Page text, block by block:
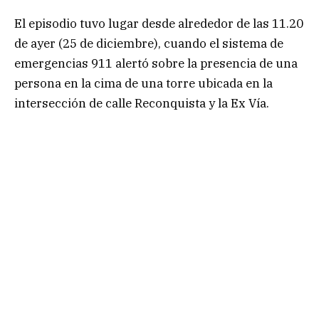
El episodio tuvo lugar desde alrededor de las 11.20
de ayer (25 de diciembre), cuando el sistema de
emergencias 911 alertó sobre la presencia de una
persona en la cima de una torre ubicada en la
intersección de calle Reconquista y la Ex Vía.